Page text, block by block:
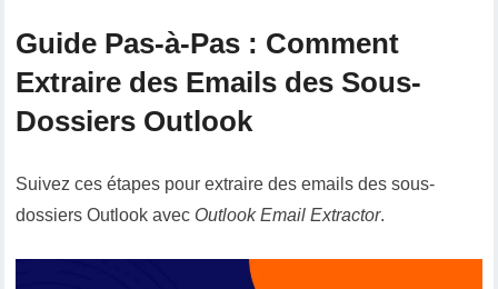
Guide Pas-à-Pas : Comment
Extraire des Emails des Sous-
Dossiers Outlook
Suivez ces étapes pour extraire des emails des sous-
dossiers Outlook avec Outlook Email Extractor.